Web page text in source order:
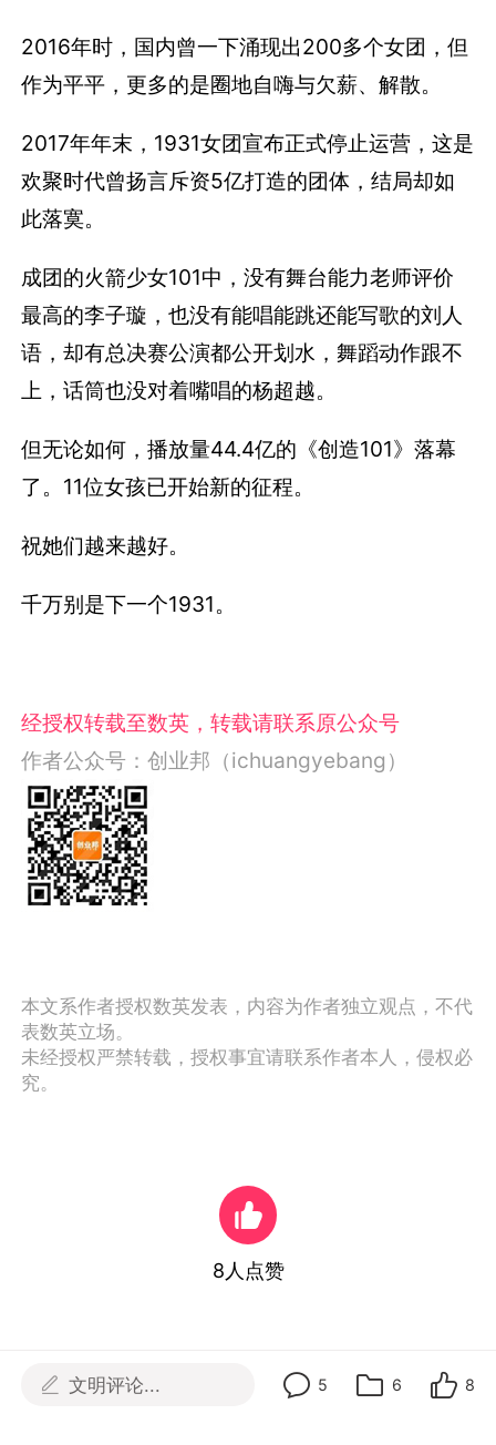
2016年时，国内曾一下涌现出200多个女团，但
作为平平，更多的是圈地自嗨与欠薪、解散。
2017年年末，1931女团宣布正式停止运营，这是
欢聚时代曾扬言斥资5亿打造的团体，结局却如
此落寞。
成团的火箭少女101中，没有舞台能力老师评价
最高的李子璇，也没有能唱能跳还能写歌的刘人
语，却有总决赛公演都公开划水，舞蹈动作跟不
上，话筒也没对着嘴唱的杨超越。
但无论如何，播放量44.4亿的《创造101》落幕
了。11位女孩已开始新的征程。
祝她们越来越好。
千万别是下一个1931。
经授权转载至数英，转载请联系原公众号
作者公众号：创业邦（ichuangyebang）
本文系作者授权数英发表，内容为作者独立观点，不代
表数英立场。
未经授权严禁转载，授权事宜请联系作者本人，侵权必
究。
8 人点赞

文明评论... 5 6 8